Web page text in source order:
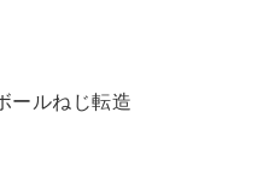
ールねじ転造